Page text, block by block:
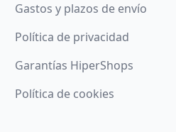
Gastos y plazos de envío
Política de privacidad
Garantías HiperShops
Política de cookies